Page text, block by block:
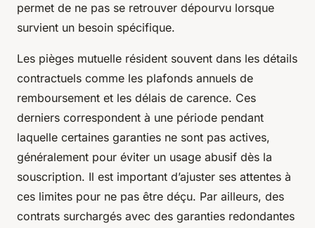
permet de ne pas se retrouver dépourvu lorsque
survient un besoin spécifique.
Les pièges mutuelle résident souvent dans les détails
contractuels comme les plafonds annuels de
remboursement et les délais de carence. Ces
derniers correspondent à une période pendant
laquelle certaines garanties ne sont pas actives,
généralement pour éviter un usage abusif dès la
souscription. Il est important d’ajuster ses attentes à
ces limites pour ne pas être déçu. Par ailleurs, des
contrats surchargés avec des garanties redondantes